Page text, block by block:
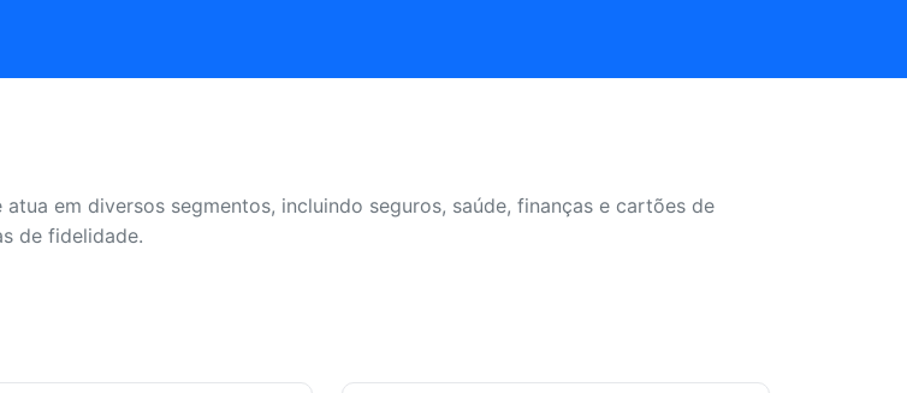
em diversos segmentos, incluindo seguros, saúde, finanças e cartões de
de fidelidade.